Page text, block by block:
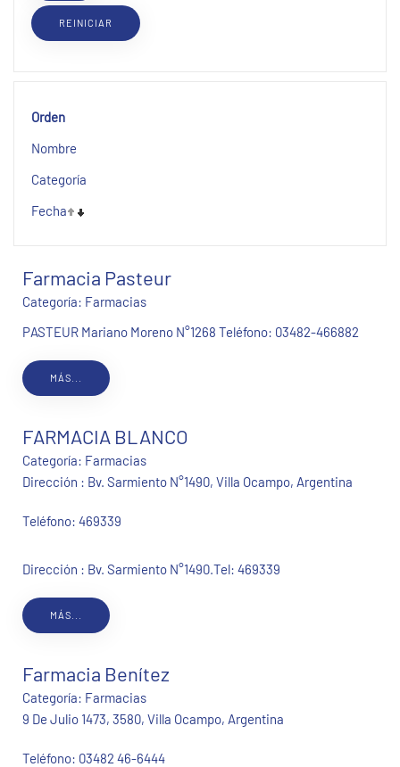
Orden
Nombre
Categoría
Fecha
Farmacia Pasteur
Categoría: Farmacias
PASTEUR Mariano Moreno N°1268 Teléfono: 03482-466882
MÁS...
FARMACIA BLANCO
Categoría: Farmacias
Dirección : Bv. Sarmiento N°1490, Villa Ocampo, Argentina
Teléfono: 469339
Dirección : Bv. Sarmiento N°1490.Tel: 469339
MÁS...
Farmacia Benítez
Categoría: Farmacias
9 De Julio 1473, 3580, Villa Ocampo, Argentina
Teléfono: 03482 46-6444